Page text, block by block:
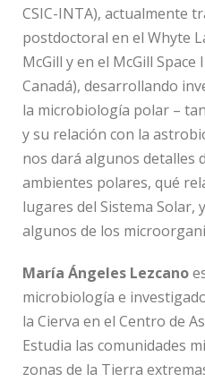
CSIC-INTA), actualmente
postdoctoral en el Whyte
McGill y en el McGill
Canadá), desarrollando
la microbiología polar –
y su relación con la
nos dará algunos detalles
ambientes polares, qué
lugares del Sistema Solar,
algunos de los
María Ángeles Lezcano
microbiología e
la Cierva en el Centro de
Estudia las comunidades
zonas de la Tierra